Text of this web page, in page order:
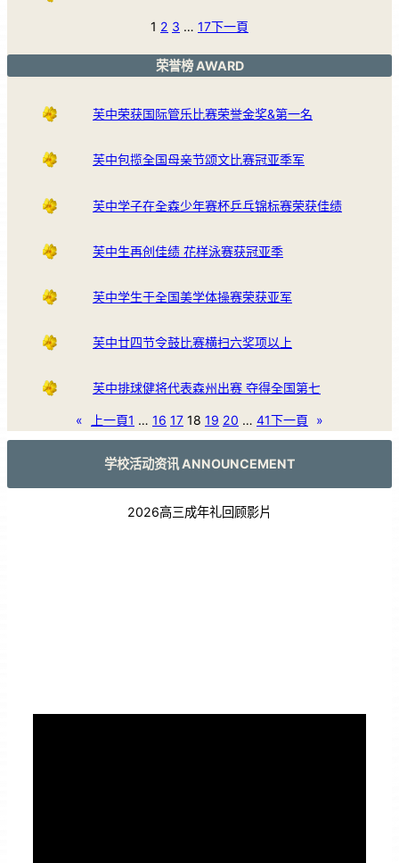
1 2 3 … 17下一頁
荣誉榜 AWARD
芙中荣获国际管乐比赛荣誉金奖&第一名
芙中包揽全国母亲节颂文比赛冠亚季军
芙中学子在全森少年赛杯乒乓锦标赛荣获佳绩
芙中生再创佳绩 花样泳赛获冠亚季
芙中学生于全国美学体操赛荣获亚军
芙中廿四节令鼓比赛横扫六奖项以上
芙中排球健将代表森州出赛 夺得全国第七
« 上一頁1 … 16 17 18 19 20 … 41下一頁 »
学校活动资讯 ANNOUNCEMENT
2026高三成年礼回顾影片